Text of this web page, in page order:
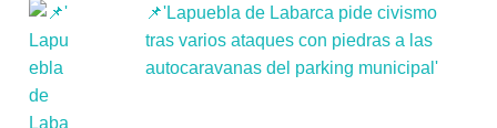
📌'Lapuebla de Labarca pide civismo
tras varios ataques con piedras a las
autocaravanas del parking municipal'